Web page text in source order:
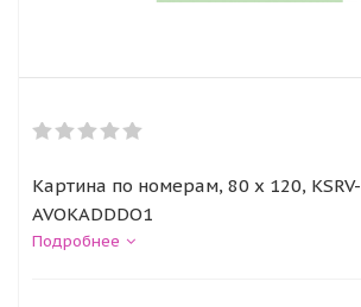
Картина по номерам, 80 x 120, KSRV-
AVOKADDDO1
Подробнее